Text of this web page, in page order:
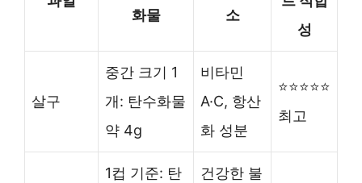
화물
소
성
살구
중간 크기 1
개: 탄수화물
약 4g
비타민
A·C, 항산
화 성분
⭐⭐⭐⭐⭐
최고
1컵 기준: 탄
건강한 불